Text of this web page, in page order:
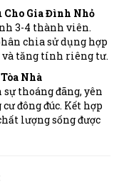
Cho Gia Đình Nhỏ
3-4 thành viên.
chia sử dụng hợp
và tăng tính riêng tư.
Nhà
sự thoáng đãng, yên
đông đúc. Kết hợp
lượng sống được